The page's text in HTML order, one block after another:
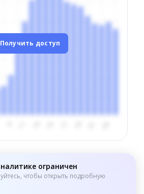
Получить доступ
ограничен
чтобы открыть подробную